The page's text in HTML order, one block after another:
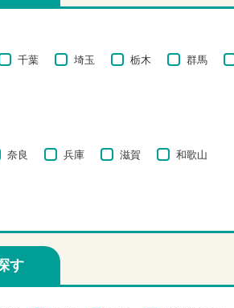
千葉 埼玉 栃木 群馬
奈良 兵庫 滋賀
和歌山
す